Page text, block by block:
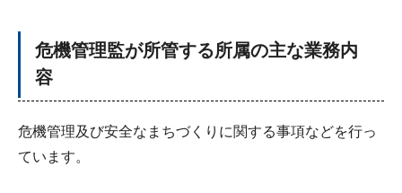
危機管理監が所管する所属の主な業務内
容
危機管理及び安全なまちづくりに関する事項などを行っ
ています。